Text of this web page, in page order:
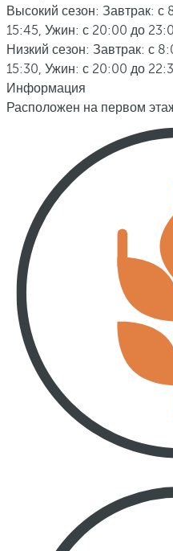
Высокий сезон: Завтрак:
15:45, Ужин: с 20:00 до
Низкий сезон: Завтрак: с
15:30, Ужин: с 20:00 до
Информация
Расположен на первом